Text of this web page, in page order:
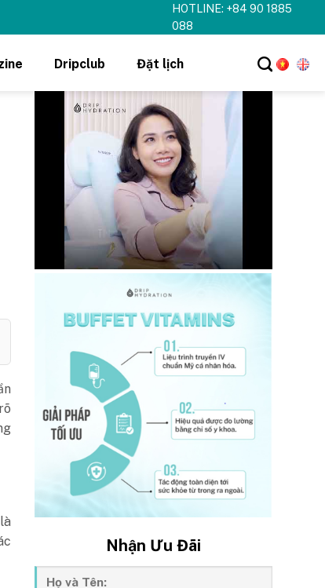
HOTLINE: +84 90 1885
088
Dripclub Đặt lịch
Nhận Ưu Đãi